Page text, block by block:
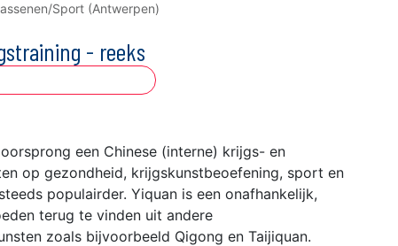
Sport (Antwerpen)
- reeks
een Chinese (interne) krijgs- en
op gezondheid, krijgskunstbeoefening, sport en
populairder. Yiquan is een onafhankelijk,
terug te vinden uit andere
zoals bijvoorbeeld Qigong en Taijiquan.